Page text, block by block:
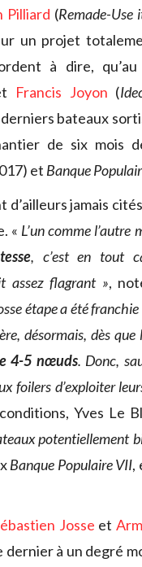
Pilliard (Remade-Use
un projet
à dire,
Francis Joyon (
bateaux
de six mois
et Banque
d’ailleurs jamais
« L’un comme
, c’est en tout
assez flagrant »,
étape a été
désormais, dès
4-5 nœuds. Donc,
foilers d’exploiter
Yves Le
potentiellement
Banque Populaire VII,
Josse et
dernier à un degré